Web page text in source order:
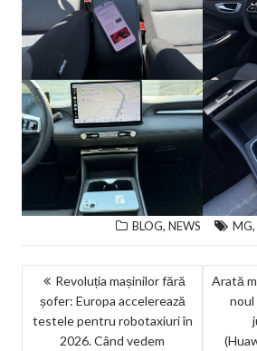
BLOG, NEWS MG,
NAVIGARE
ÎN
ARTICOLE
Revoluția mașinilor fără
șofer: Europa accelerează
testele pentru robotaxiuri în
2026. Când vedem
Arată
noul